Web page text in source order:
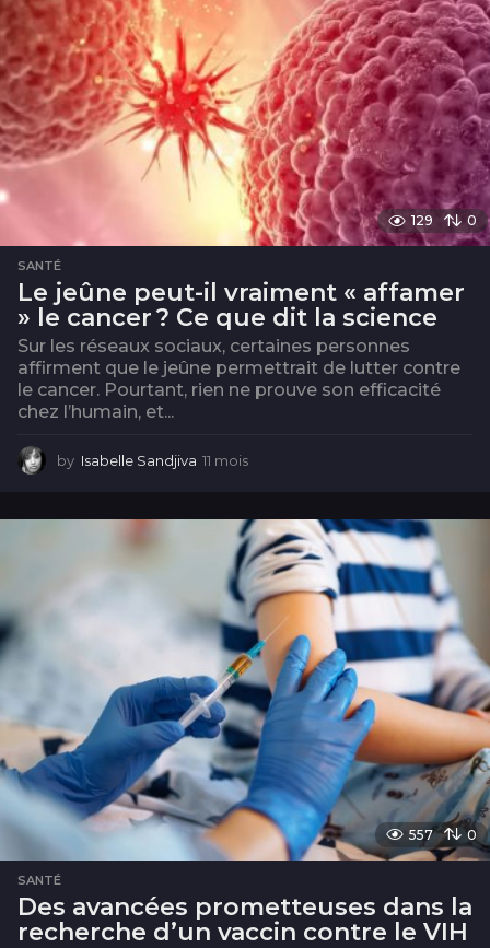
i
s
129 0
SANTÉ
Le jeûne peut-il vraiment « affamer
» le cancer ? Ce que dit la science
Sur les réseaux sociaux, certaines personnes
affirment que le jeûne permettrait de lutter contre
le cancer. Pourtant, rien ne prouve son efficacité
chez l’humain, et...
by Isabelle Sandjiva 11 mois
o
i
s
557 0
SANTÉ
Des avancées prometteuses dans la
recherche d’un vaccin contre le VIH